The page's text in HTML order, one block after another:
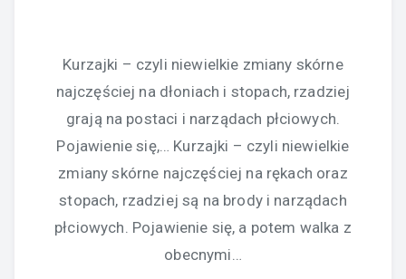
Kurzajki – czyli niewielkie zmiany skórne
najczęściej na dłoniach i stopach, rzadziej
grają na postaci i narządach płciowych.
Pojawienie się,… Kurzajki – czyli niewielkie
zmiany skórne najczęściej na rękach oraz
stopach, rzadziej są na brody i narządach
płciowych. Pojawienie się, a potem walka z
obecnymi…